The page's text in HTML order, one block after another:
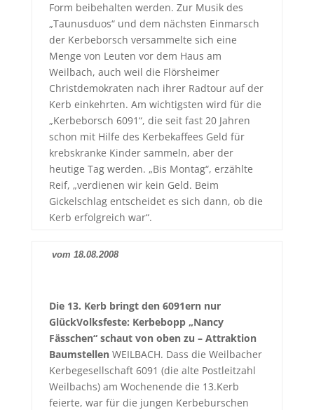
Form beibehalten werden. Zur Musik des
„Taunusduos“ und dem nächsten Einmarsch
der Kerbeborsch versammelte sich eine
Menge von Leuten vor dem Haus am
Weilbach, auch weil die Flörsheimer
Christdemokraten nach ihrer Radtour auf der
Kerb einkehrten. Am wichtigsten wird für die
„Kerbeborsch 6091“, die seit fast 20 Jahren
schon mit Hilfe des Kerbekaffees Geld für
krebskranke Kinder sammeln, aber der
heutige Tag werden. „Bis Montag“, erzählte
Reif, „verdienen wir kein Geld. Beim
Gickelschlag entscheidet es sich dann, ob die
Kerb erfolgreich war“.
vom 18.08.2008
Die 13. Kerb bringt den 6091ern nur
GlückVolksfeste: Kerbebopp „Nancy
Fässchen“ schaut von oben zu – Attraktion
Baumstellen WEILBACH. Dass die Weilbacher
Kerbegesellschaft 6091 (die alte Postleitzahl
Weilbachs) am Wochenende die 13.Kerb
feierte, war für die jungen Kerbeburschen